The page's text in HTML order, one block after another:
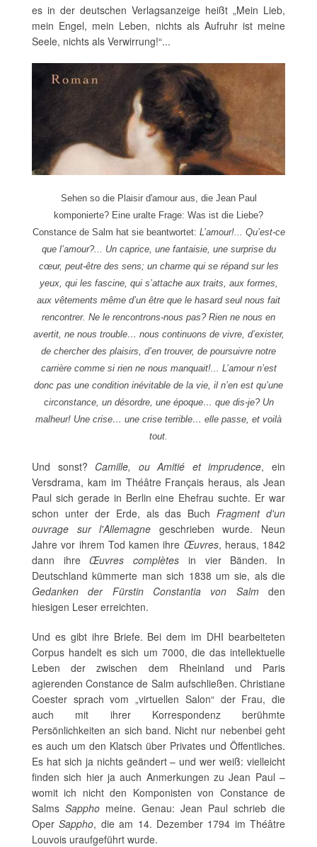
es in der deutschen Verlagsanzeige heißt „Mein Lieb,
mein Engel, mein Leben, nichts als Aufruhr ist meine
Seele, nichts als Verwirrung!“...
Sehen so die Plaisir d'amour aus, die Jean Paul
komponierte? Eine uralte Frage: Was ist die Liebe?
Constance de Salm hat sie beantwortet: L’amour!... Qu’est-ce
que l’amour?... Un caprice, une fantaisie, une surprise du
cœur, peut-être des sens; un charme qui se répand sur les
yeux, qui les fascine, qui s’attache aux traits, aux formes,
aux vêtements même d’un être que le hasard seul nous fait
rencontrer. Ne le rencontrons-nous pas? Rien ne nous en
avertit, ne nous trouble… nous continuons de vivre, d’exister,
de chercher des plaisirs, d’en trouver, de poursuivre notre
carrière comme si rien ne nous manquait!... L’amour n’est
donc pas une condition inévitable de la vie, il n’en est qu’une
circonstance, un désordre, une époque… que dis-je? Un
malheur! Une crise… une crise terrible… elle passe, et voilà
tout.
Und sonst? Camille, ou Amitié et imprudence, ein
Versdrama, kam im Théâtre Français heraus, als Jean
Paul sich gerade in Berlin eine Ehefrau suchte. Er war
schon unter der Erde, als das BuchFragment d'un
ouvrage sur l'Allemagne geschrieben wurde. Neun
Jahre vor ihrem Tod kamen ihre Œuvres, heraus, 1842
dann ihreŒuvres complètes in vier Bänden. In
Deutschland kümmerte man sich 1838 um sie, als die
Gedanken der Fürstin Constantia von Salm den
hiesigen Leser erreichten.
Und es gibt ihre Briefe. Bei dem im DHI bearbeiteten
Corpus handelt es sich um 7000, die das intellektuelle
Leben der zwischen dem Rheinland und Paris
agierenden Constance de Salm aufschließen. Christiane
Coester sprach vom „virtuellen Salon“ der Frau, die
auch mit ihrer Korrespondenz berühmte
Persönlichkeiten an sich band. Nicht nur nebenbei geht
es auch um den Klatsch über Privates und Öffentliches.
Es hat sich ja nichts geändert – und wer weiß: vielleicht
finden sich hier ja auch Anmerkungen zu Jean Paul –
womit ich nicht den Komponisten von Constance de
Salms Sappho meine. Genau: Jean Paul schrieb die
OperSappho, die am 14. Dezember 1794 im Théâtre
Louvois uraufgeführt wurde.